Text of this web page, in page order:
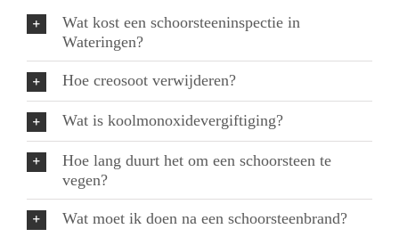
Wat kost een schoorsteeninspectie in
Wateringen?
Hoe creosoot verwijderen?
Wat is koolmonoxidevergiftiging?
Hoe lang duurt het om een schoorsteen te
vegen?
Wat moet ik doen na een schoorsteenbrand?